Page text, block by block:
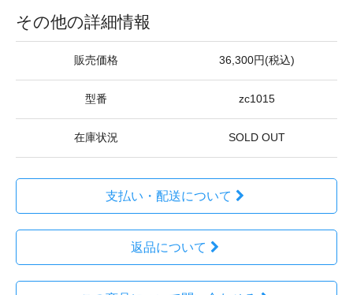
その他の詳細情報
販売価格 36,300円(税込)
型番 zc1015
在庫状況 SOLD OUT
支払い・配送について
返品について